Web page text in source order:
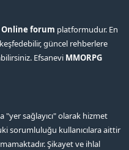
forum platformudur. En
keşfedebilir, güncel rehberlere
Efsanevi MMORPG
"yer sağlayıcı" olarak hizmet
sorumluluğu kullanıcılara aittir
Şikayet ve ihlal